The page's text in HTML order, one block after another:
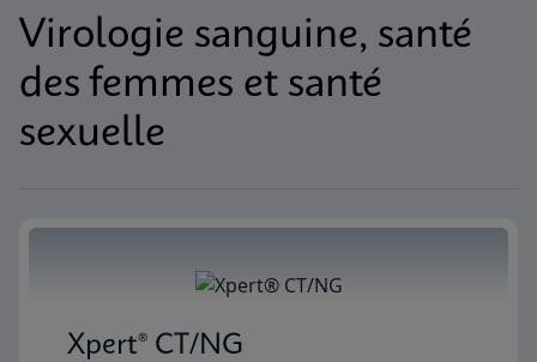
Virologie sanguine, santé
des femmes et santé
sexuelle
Xpert® CT/NG